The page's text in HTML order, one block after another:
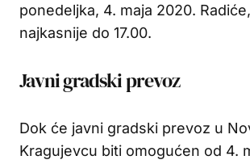
ponedeljka, 4. maja 2020.
najkasnije do 17.00.
Javni gradski prevoz
Dok će javni gradski prevoz u
Kragujevcu biti omogućen od 4.